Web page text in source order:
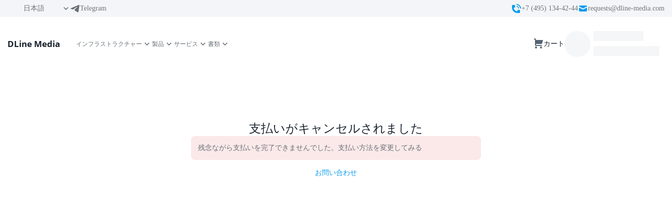
日本語 Telegram +7 (495) 134-42-44 requests@dline-media.com
DLine Media インフラストラクチャー 製品 サービス 書類 カート
支払いがキャンセルされました
残念ながら支払いを完了できませんでした。支払い方法を変更してみる
お問い合わせ